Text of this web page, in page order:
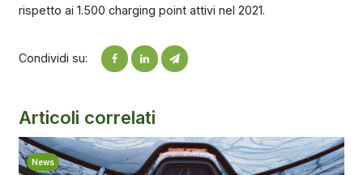
rispetto ai 1.500 charging point attivi nel 2021.
Condividi su:
Articoli correlati
News